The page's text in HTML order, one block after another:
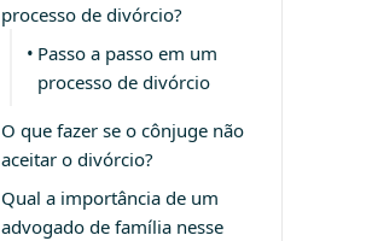
processo de divórcio?
Passo a passo em um
processo de divórcio
O que fazer se o cônjuge não
aceitar o divórcio?
Qual a importância de um
advogado de família nesse